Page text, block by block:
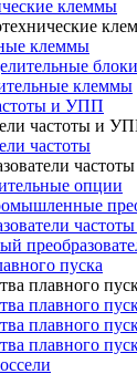
клеммы
клеммы
блоки
клеммы
и УПП
частоты и
частоты
частоты
опции
пуска
плавного
плавного
плавного
плавного